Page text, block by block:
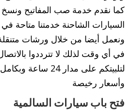
كما نقدم خدمة صب المفاتيح ونسخ
السيارات الشاحنة خدمتنا متاحة
ونعمل أيضا من خلال ورشات
في أي وقت لذلك لا تترددوا
لتلبيتكم على مدار
وأسعار رخيصة
فتح باب سيارات السالمية